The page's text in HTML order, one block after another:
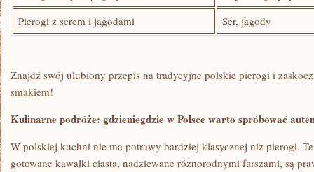
Pierogi z serem i jagodami
Ser, jagody
Znajdź swój ulubiony przepis‌ na tradycyjne polskie pierogi i‍
smakiem!
Kulinarne podróże: gdzieniegdzie w Polsce warto spróbować
W⁣ polskiej kuchni ‍nie ma potrawy bardziej klasycznej niż pierogi.
gotowane ⁤kawałki ciasta, nadziewane różnorodnymi farszami, są